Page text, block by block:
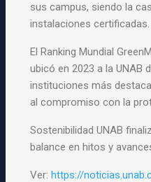
sus campus, siendo la
instalaciones certificadas.
El Ranking Mundial
ubicó en 2023 a la UNAB
instituciones más
al compromiso con la
Sostenibilidad UNAB
balance en hitos y
Ver:https://